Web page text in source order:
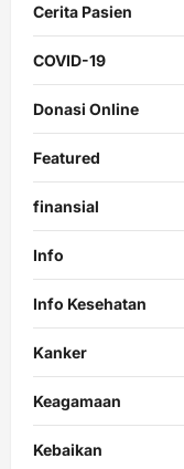
Cerita Pasien
COVID-19
Donasi Online
Featured
finansial
Info
Info Kesehatan
Kanker
Keagamaan
Kebaikan